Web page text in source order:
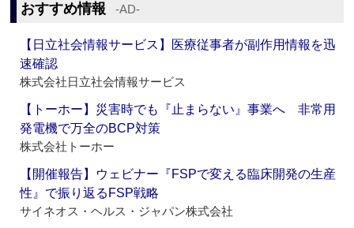
おすすめ情報 ‐AD‐
【日立社会情報サービス】医療従事者が副作用情報を迅
速確認
株式会社日立社会情報サービス
【トーホー】災害時でも『止まらない』事業へ 非常用
発電機で万全のBCP対策
株式会社トーホー
【開催報告】ウェビナー『FSPで変える臨床開発の生産
性』で振り返るFSP戦略
サイネオス・ヘルス・ジャパン株式会社